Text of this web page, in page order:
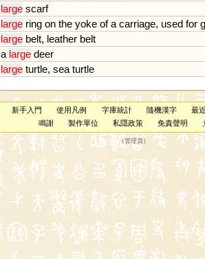
large scarf
large ring on the yoke of a carriage, used for
large belt, leather belt
a large deer
large turtle, sea turtle
新手入門 使用凡例 字庫統計 隨機漢字
最
鳴謝
製作單位 私隱政策 免責聲明
（管理員 ）